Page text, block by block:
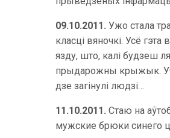
09.10.2011. Ужо стала
класці вяночкі. Усё
язду, што, калі будзеш
прыдарожны крыжык.
дзе загінулі людзі…
11.10.2011. Стаю на
мужские брюки синего